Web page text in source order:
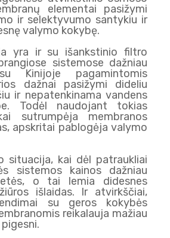
elementai pasižymi
ir selektyvumo santykiu ir
valymo kokybę.
yra ir su išankstinio filtro
sistemose dažniau
Kinijoje pagamintomis
dažnai pasižymi dideliu
ir nepatenkinama vandens
Todėl naudojant tokias
sutrumpėja membranos
apskritai pablogėja valymo
situacija, kai dėl patraukliai
sistemos kainos dažniau
o tai lemia didesnes
išlaidas. Ir atvirkščiai,
su geros kokybės
reikalauja mažiau